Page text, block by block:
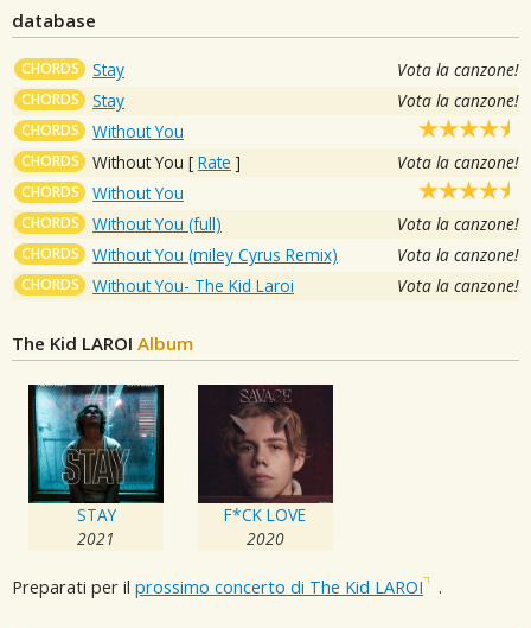
database
CHORDS Stay Vota la canzone!
CHORDS Stay Vota la canzone!
CHORDS Without You
CHORDS Without You [ Rate ] Vota la canzone!
CHORDS Without You
CHORDS Without You (full) Vota la canzone!
CHORDS Without You (miley Cyrus Remix) Vota la canzone!
CHORDS Without You- The Kid Laroi Vota la canzone!
The Kid LAROI Album
STAY
2021
F*CK LOVE
2020
Preparati per il prossimo concerto di The Kid LAROI .